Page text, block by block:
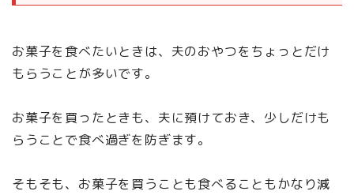
お菓子を食べたいときは、夫のおやつをちょっとだけ
もらうことが多いです。
お菓子を買ったときも、夫に預けておき、少しだけも
らうことで食べ過ぎを防ぎます。
そもそも、お菓子を買うことも食べることもかなり減